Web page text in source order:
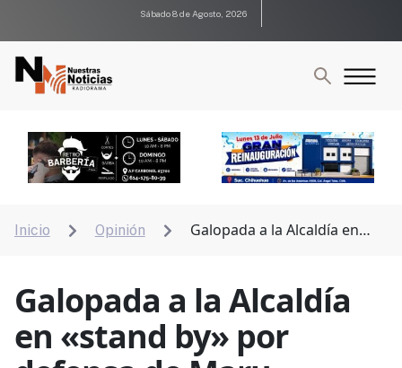
Sábado 8 de Agosto, 2026
Inicio  Opinión 
Galopada a la Alcaldía en
Galopada a la Alcaldía
en «stand by» por